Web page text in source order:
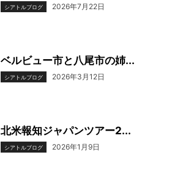
シアトルブログ 2026年7月22日
ベルビュー市と八尾市の姉...
シアトルブログ 2026年3月12日
北米報知ジャパンツアー2...
シアトルブログ 2026年1月9日